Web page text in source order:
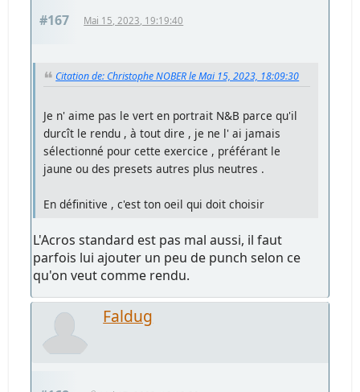
#167 Mai 15, 2023, 19:19:40
Citation de: Christophe NOBER le Mai 15, 2023, 18:09:30
Je n' aime pas le vert en portrait N&B parce qu'il
durcît le rendu , à tout dire , je ne l' ai jamais
sélectionné pour cette exercice , préférant le
jaune ou des presets autres plus neutres .
En définitive , c'est ton oeil qui doit choisir
L'Acros standard est pas mal aussi, il faut
parfois lui ajouter un peu de punch selon ce
qu'on veut comme rendu.
Faldug